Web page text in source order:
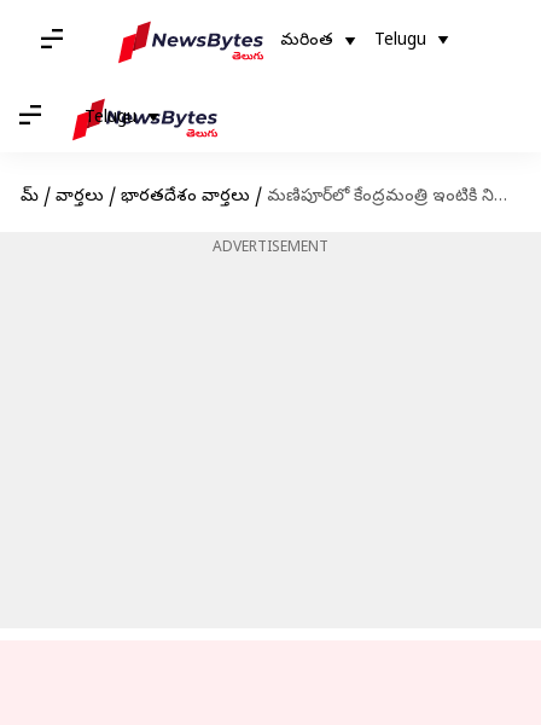
మరింత Telugu
Telugu
హోమ్ / వార్తలు / భారతదేశం వార్తలు / మణిపూర్‌లో కేంద్రమంత్రి ఇంటికి నిప్పు: 1000మందికి పైగా దాడి
ADVERTISEMENT